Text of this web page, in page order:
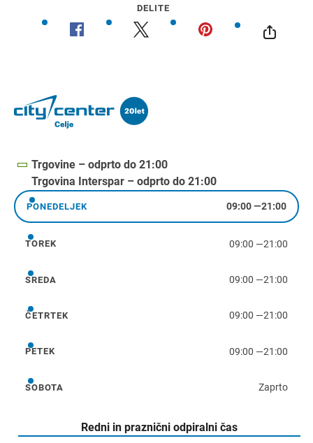
DELITE
Trgovine – odprto do 21:00
Trgovina Interspar – odprto do 21:00
ponedeljek
PONEDELJEK 09:00—21:00
torek
TOREK 09:00 —21:00
sreda
SREDA 09:00 —21:00
četrtek
ČETRTEK 09:00 —21:00
petek
PETEK 09:00 —21:00
sobota
SOBOTA Zaprto
Redni in praznični odpiralni čas